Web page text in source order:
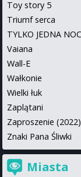
Toy story 5
Triumf serca
TYLKO JEDNA NOC
Vaiana
Wall-E
Wałkonie
Wielki łuk
Zaplątani
Zaproszenie (2022)
Znaki Pana Śliwki
Miasta